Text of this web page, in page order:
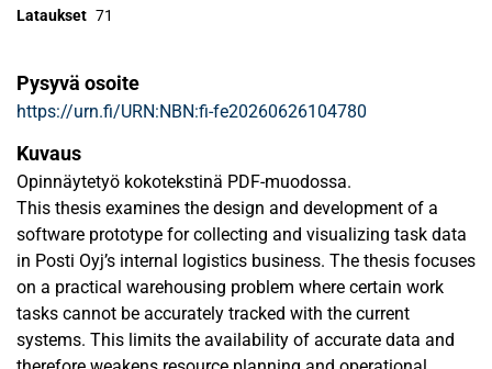
Lataukset 71
Pysyvä osoite
https://urn.fi/URN:NBN:fi-fe20260626104780
Kuvaus
Opinnäytetyö kokotekstinä PDF-muodossa.
This thesis examines the design and development of a
software prototype for collecting and visualizing task data
in Posti Oyj’s internal logistics business. The thesis focuses
on a practical warehousing problem where certain work
tasks cannot be accurately tracked with the current
systems. This limits the availability of accurate data and